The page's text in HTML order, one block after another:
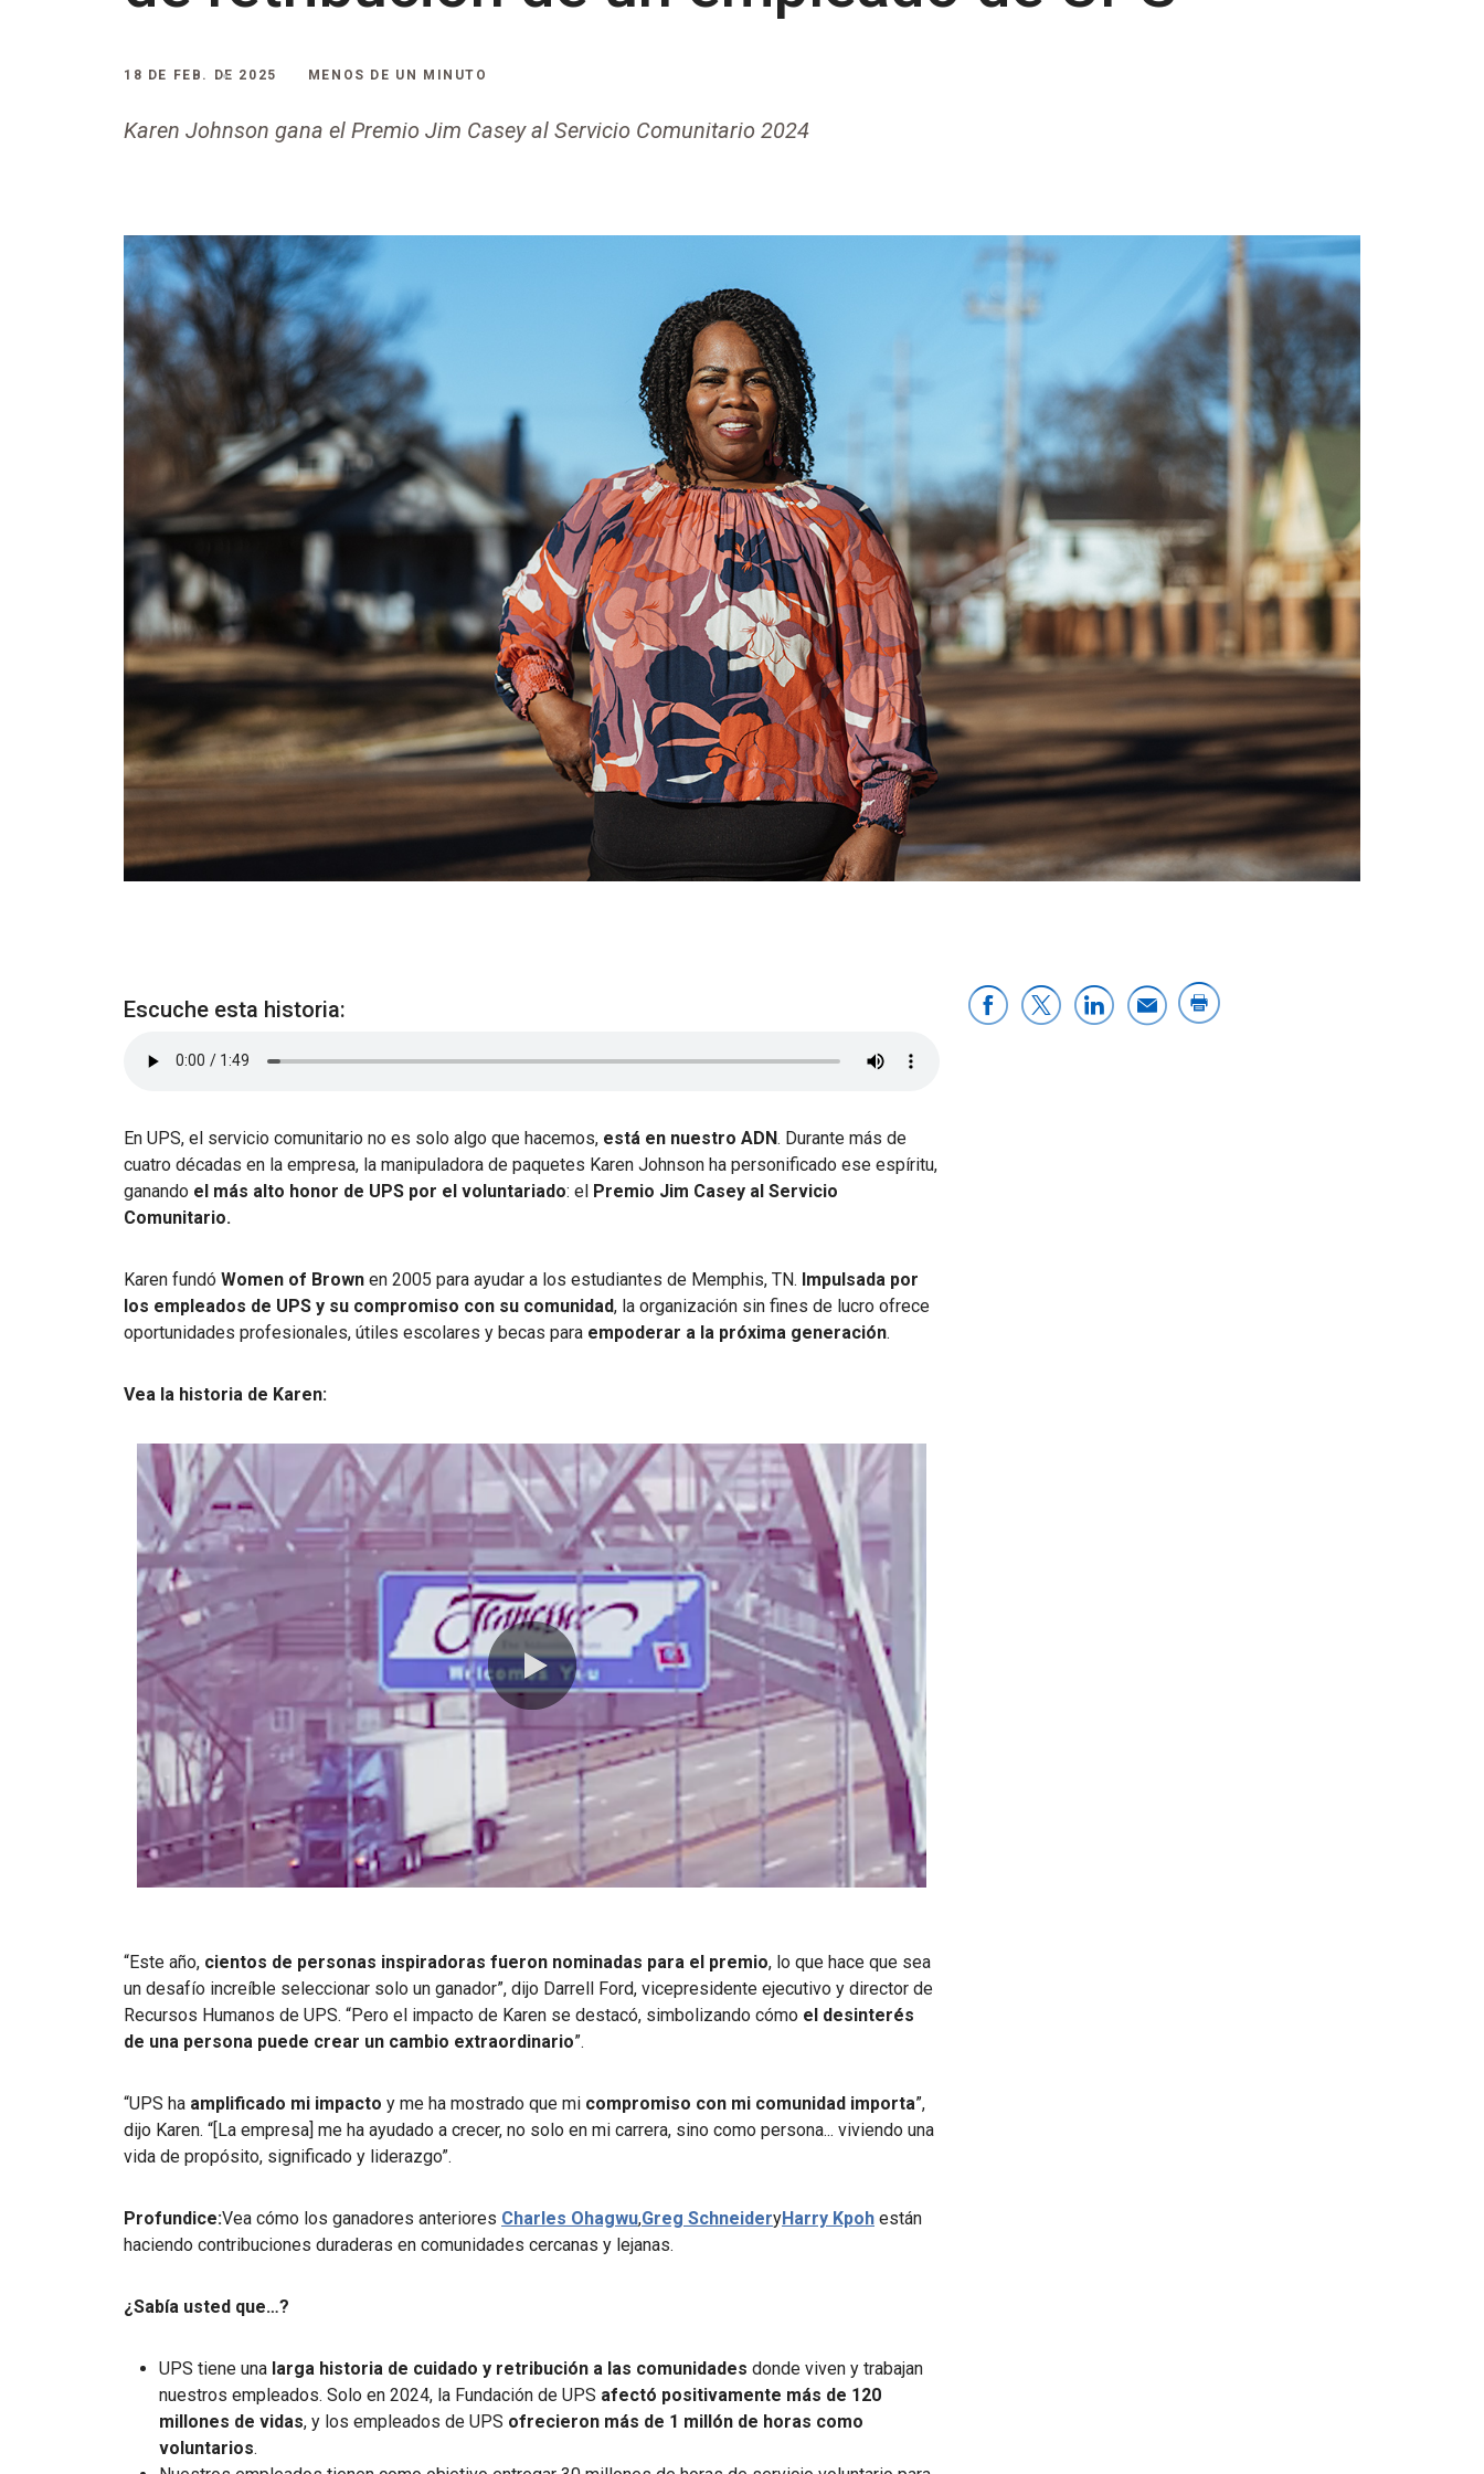
18 DE FEB. DE 2025 MENOS DE UN MINUTO
Karen Johnson gana el Premio Jim Casey al Servicio Comunitario 2024
Escuche esta historia:
En UPS, el servicio comunitario no es solo algo que hacemos, está en nuestro ADN. Durante más de
cuatro décadas en la empresa, la manipuladora de paquetes Karen Johnson ha personificado ese espíritu,
ganando el más alto honor de UPS por el voluntariado: el Premio Jim Casey al Servicio
Comunitario.
Karen fundó Women of Brown en 2005 para ayudar a los estudiantes de Memphis, TN. Impulsada por
los empleados de UPS y su compromiso con su comunidad, la organización sin fines de lucro ofrece
oportunidades profesionales, útiles escolares y becas para empoderar a la próxima generación.
Vea la historia de Karen:
0:00 / 2:56
“Este año, cientos de personas inspiradoras fueron nominadas para el premio, lo que hace que sea
un desafío increíble seleccionar solo un ganador”, dijo Darrell Ford, vicepresidente ejecutivo y director de
Recursos Humanos de UPS. “Pero el impacto de Karen se destacó, simbolizando cómo el desinterés
de una persona puede crear un cambio extraordinario”.
“UPS ha amplificado mi impacto y me ha mostrado que mi compromiso con mi comunidad importa”,
dijo Karen. “[La empresa] me ha ayudado a crecer, no solo en mi carrera, sino como persona... viviendo una
vida de propósito, significado y liderazgo”.
Profundice:Vea cómo los ganadores anteriores Charles Ohagwu,Greg SchneideryHarry Kpoh están
haciendo contribuciones duraderas en comunidades cercanas y lejanas.
¿Sabía usted que…?
UPS tiene una larga historia de cuidado y retribución a las comunidades donde viven y trabajan
nuestros empleados. Solo en 2024, la Fundación de UPS afectó positivamente más de 120
millones de vidas, y los empleados de UPS ofrecieron más de 1 millón de horas como
voluntarios.